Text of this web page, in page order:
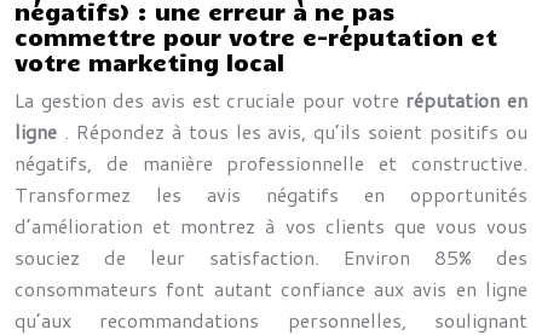
négatifs) : une erreur à ne pas
commettre pour votre e-réputation et
votre marketing local
La gestion des avis est cruciale pour votre réputation en
ligne . Répondez à tous les avis, qu’ils soient positifs ou
négatifs, de manière professionnelle et constructive.
Transformez les avis négatifs en opportunités
d’amélioration et montrez à vos clients que vous vous
souciez de leur satisfaction. Environ 85% des
consommateurs font autant confiance aux avis en ligne
qu’aux recommandations personnelles, soulignant